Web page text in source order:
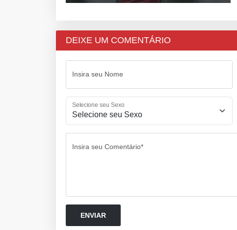
DEIXE UM COMENTÁRIO
Insira seu Nome
Selecione seu Sexo
Insira seu Comentário*